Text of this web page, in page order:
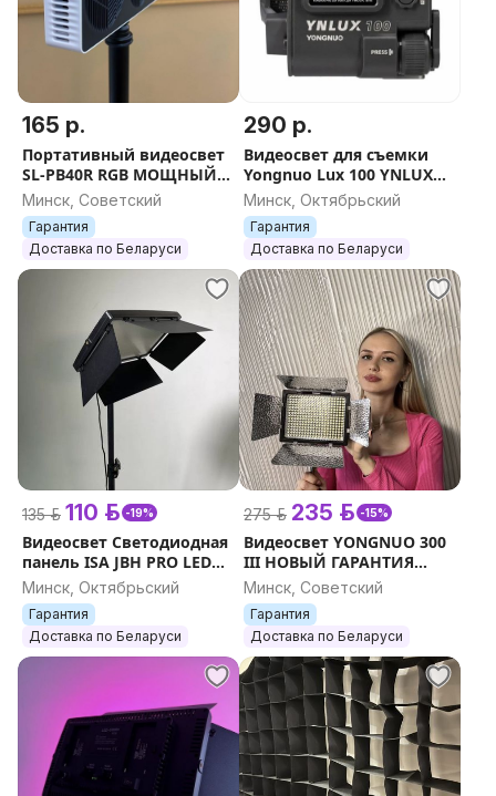
165 р.
Портативный видеосвет
SL-PB40R RGB МОЩНЫЙ
40Вт НОВЫЙ ГАРАНТИЯ
встроен АКБ
цветные+белые режимы
Минск, Советский
Гарантия
Доставка по Беларуси
290 р.
Видеосвет для съемки
Yongnuo Lux 100 YNLUX
100 Ватт PRO НОВЫЙ
ГАРАНТИЯ
Минск, Октябрьский
Гарантия
Доставка по Беларуси
135 р. 110 р. -19%
Видеосвет Светодиодная
панель ISA JBH PRO LED
800 НОВЫЙ ГАРАНТИЯ
УЛУЧШЕННАЯ ВЕРСИЯ
Минск, Октябрьский
Гарантия
Доставка по Беларуси
275 р. 235 р. -15%
Видеосвет YONGNUO 300
III НОВЫЙ ГАРАНТИЯ
ОРИГИНАЛ пульт
ДУ+ручка+2
светофильтра+крепление
на штатив
Минск, Советский
Гарантия
Доставка по Беларуси